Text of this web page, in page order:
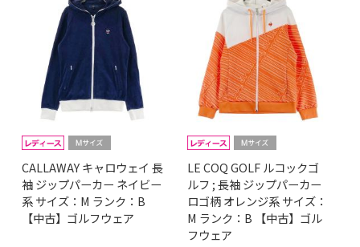
CALLAWAY キャロウェイ 長
袖 ジップパーカー ネイビー
系 サイズ：M ランク：B
【中古】ゴルフウェア
LE COQ GOLF ルコックゴ
ルフ ; 長袖 ジップパーカー
ロゴ柄 オレンジ系 サイズ：
M ランク：B 【中古】ゴル
フウェア